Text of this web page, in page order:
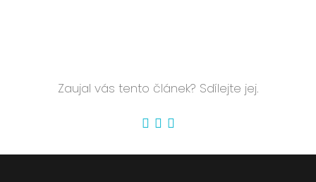
Zaujal vás tento článek? Sdílejte jej.